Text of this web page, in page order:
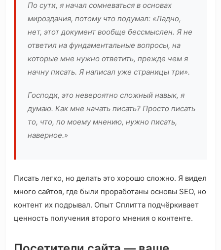
По сути, я начал сомневаться в основах
мироздания, потому что подумал: «Ладно,
нет, этот документ вообще бессмыслен. Я не
ответил на фундаментальные вопросы, на
которые мне нужно ответить, прежде чем я
начну писать. Я написал уже страницы три».
Господи, это невероятно сложный навык, я
думаю. Как мне начать писать? Просто писать
то, что, по моему мнению, нужно писать,
наверное.»
Писать легко, но делать это хорошо сложно. Я видел
много сайтов, где были проработаны основы SEO, но
контент их подрывал. Опыт Сплитта подчёркивает
ценность получения второго мнения о контенте.